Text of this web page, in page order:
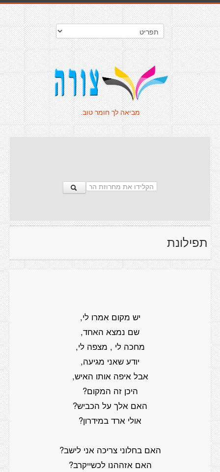
מביאה לך חומר טוב.
תפילונת
יש מקום אמרולי,
שם נמצא האחד,
מחכה לי , מצפה לי,
יודע שאני מגיעה,
אבל איפה אותו האיש,
היכן זה המקום?
האם אלך על הכביש?
אולי ארד במידרון?
האם בחלוני צריכה אני לישב?
האם אזההנו לכשייקרב?